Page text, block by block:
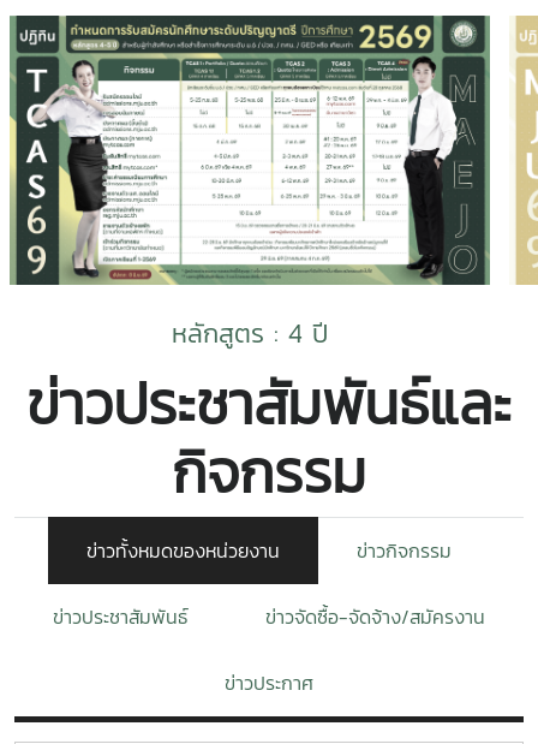
หลักสูตร : 4 ปี
ข่าวประชาสัมพันธ์และ
กิจกรรม
ข่าวทั้งหมดของหน่วยงาน ข่าวกิจกรรม
ข่าวประชาสัมพันธ์ ข่าวจัดซื้อ-จัดจ้าง/สมัครงาน
ข่าวประกาศ